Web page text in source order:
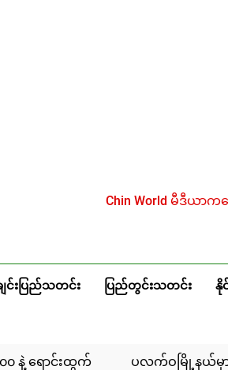
Chin World မီဒီယာ
ျင်းပြည်သတင်း ပြည်တွင်းသတင်း နို
ပလက်ဝမြို့နယ်မှာ လှေအဌားလိုက်တဲ့ ဒ